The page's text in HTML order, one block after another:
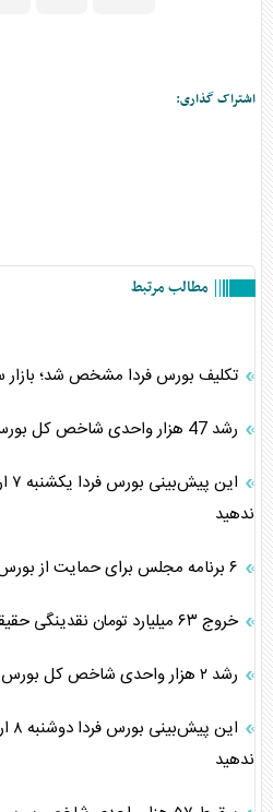
اشتراک گذاری:
مطالب مرتبط
تکلیف بورس فردا مشخص شد؛ بازار
رشد 47 هزار واحدی شاخص کل بورس امروز 7 اسفند 1403
ندهید
خروج ۶۳ میلیارد تومان نقدینگی حقیقی‌ها از بازار سرمایه
رشد ۲ هزار واحدی شاخص کل بورس ۲ بهمن ۱۴۰۳
ندهید